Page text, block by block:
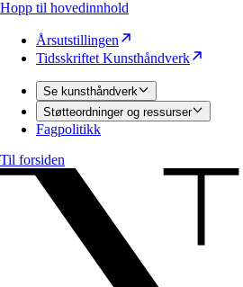
Hopp til hovedinnhold
Årsutstillingen
Tidsskriftet Kunsthåndverk
Se kunsthåndverk
Støtteordninger og ressurser
Fagpolitikk
Til forsiden